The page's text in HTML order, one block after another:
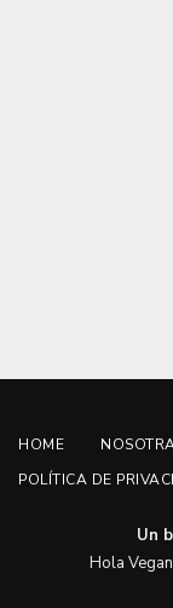
HOME
POLÍTICA DE
Un
Hola